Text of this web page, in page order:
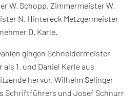
W. Schopp, Zimmermeister W.
N. Hintereck Metzgermeister
D. Karle.
gingen Schneidermeister
1. und Daniel Karle aus
hervor. Wilhelm Selinger
Schriftführers und Josef Schnurr